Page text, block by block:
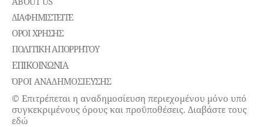
ΔΙΑΦΗΜΙΣΤΕΊΤΕ
ΌΡΟΙ ΧΡΉΣΗΣ
ΠΟΛΙΤΙΚΉ ΑΠΟΡΡΉΤΟΥ
ΕΠΙΚΟΙΝΩΝΊΑ
ΌΡΟΙ ΑΝΑΔΗΜΟΣΙΕΥΣΗΣ
© Επιτρέπεται η αναδημοσίευση περιεχομένου μόνο υπό
συγκεκριμένους όρους και προϋποθέσεις. Διαβάστε τους
εδώ